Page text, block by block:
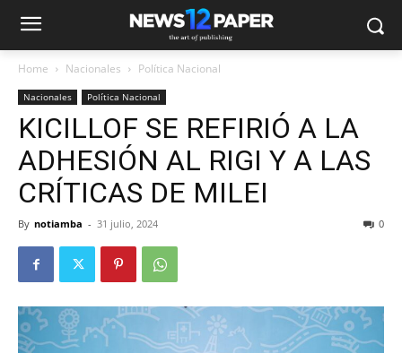
Home Nacionales Política Nacional
Nacionales Política Nacional
KICILLOF SE REFIRIÓ A LA
ADHESIÓN AL RIGI Y A LAS
CRÍTICAS DE MILEI
By notiamba - 31 julio, 2024 0